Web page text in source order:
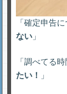
「確定申告
ない 」
「調べてる
たい！
」